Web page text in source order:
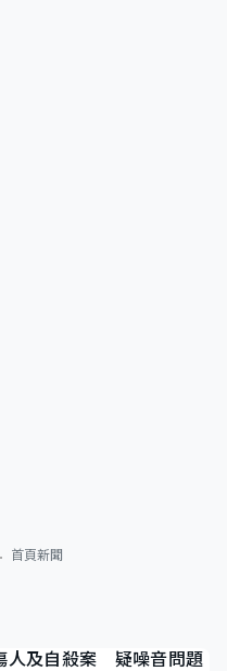
首頁新聞
人及自殺案 疑噪音問題